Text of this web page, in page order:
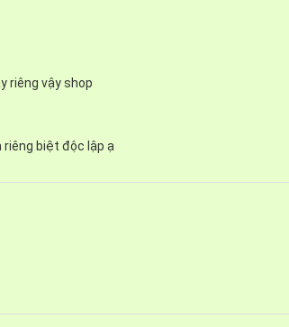
là 4400W.
riêng vậy shop
riêng biệt độc lập ạ